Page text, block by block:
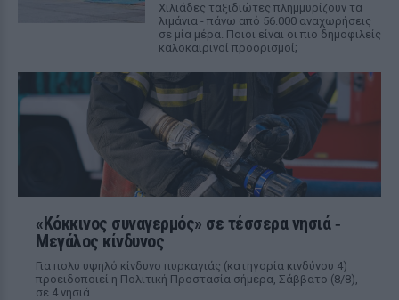
Χιλιάδες ταξιδιώτες πλημμυρίζουν τα
λιμάνια - πάνω από 56.000 αναχωρήσεις
σε μία μέρα. Ποιοι είναι οι πιο δημοφιλείς
καλοκαιρινοί προορισμοί;
«Κόκκινος συναγερμός» σε τέσσερα νησιά ‑
Μεγάλος κίνδυνος
Για πολύ υψηλό κίνδυνο πυρκαγιάς (κατηγορία κινδύνου 4)
προειδοποιεί η Πολιτική Προστασία σήμερα, Σάββατο (8/8),
σε 4 νησιά.